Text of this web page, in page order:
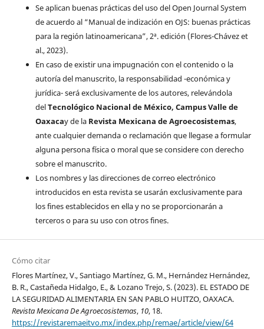
Se aplican buenas prácticas del uso del Open Journal System
de acuerdo al “Manual de indización en OJS: buenas prácticas
para la región latinoamericana”, 2ª. edición (Flores-Chávez et
al., 2023).
En caso de existir una impugnación con el contenido o la
autoría del manuscrito, la responsabilidad -económica y
jurídica- será exclusivamente de los autores, relevándola
delTecnológico Nacional de México, Campus Valle de
Oaxacay de la Revista Mexicana de Agroecosistemas,
ante cualquier demanda o reclamación que llegase a formular
alguna persona física o moral que se considere con derecho
sobre el manuscrito.
Los nombres y las direcciones de correo electrónico
introducidos en esta revista se usarán exclusivamente para
los fines establecidos en ella y no se proporcionarán a
terceros o para su uso con otros fines.
Cómo citar
Flores Martínez, V., Santiago Martínez, G. M., Hernández Hernández,
B. R., Castañeda Hidalgo, E., & Lozano Trejo, S. (2023). EL ESTADO DE
LA SEGURIDAD ALIMENTARIA EN SAN PABLO HUITZO, OAXACA.
Revista Mexicana De Agroecosistemas, 10, 18.
https://revistaremaeitvo.mx/index.php/remae/article/view/64